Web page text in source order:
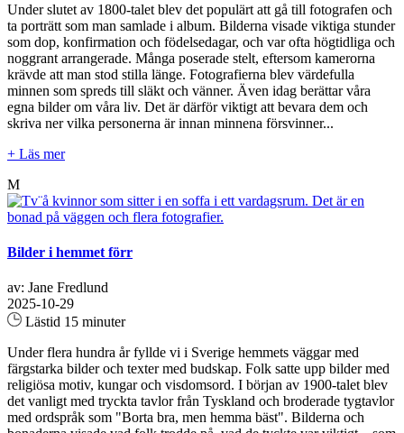
Under slutet av 1800-talet blev det populärt att gå till fotografen och
ta porträtt som man samlade i album. Bilderna visade viktiga stunder
som dop, konfirmation och födelsedagar, och var ofta högtidliga och
noggrant arrangerade. Många poserade stelt, eftersom kamerorna
krävde att man stod stilla länge. Fotografierna blev värdefulla
minnen som spreds till släkt och vänner. Även idag berättar våra
egna bilder om våra liv. Det är därför viktigt att bevara dem och
skriva ner vilka personerna är innan minnena försvinner...
+ Läs mer
M
Bilder i hemmet förr
av: Jane Fredlund
2025-10-29
Lästid 15 minuter
Under flera hundra år fyllde vi i Sverige hemmets väggar med
färgstarka bilder och texter med budskap. Folk satte upp bilder med
religiösa motiv, kungar och visdomsord. I början av 1900-talet blev
det vanligt med tryckta tavlor från Tyskland och broderade tygtavlor
med ordspråk som "Borta bra, men hemma bäst". Bilderna och